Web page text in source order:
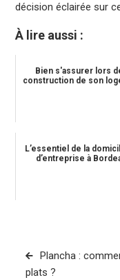
décision éclairée sur
À lire aussi :
Bien s'assurer lors
construction de son
L’essentiel de la
d’entreprise à
Navigation
de
Plancha :
plats ?